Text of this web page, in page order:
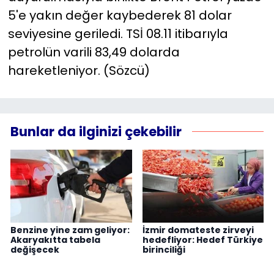
5'e yakın değer kaybederek 81 dolar
seviyesine geriledi. TSİ 08.11 itibarıyla
petrolün varili 83,49 dolarda
hareketleniyor. (Sözcü)
Bunlar da ilginizi çekebilir
Benzine yine zam geliyor:
Akaryakıtta tabela
değişecek
İzmir domateste zirveyi
hedefliyor: Hedef Türkiye
birinciliği